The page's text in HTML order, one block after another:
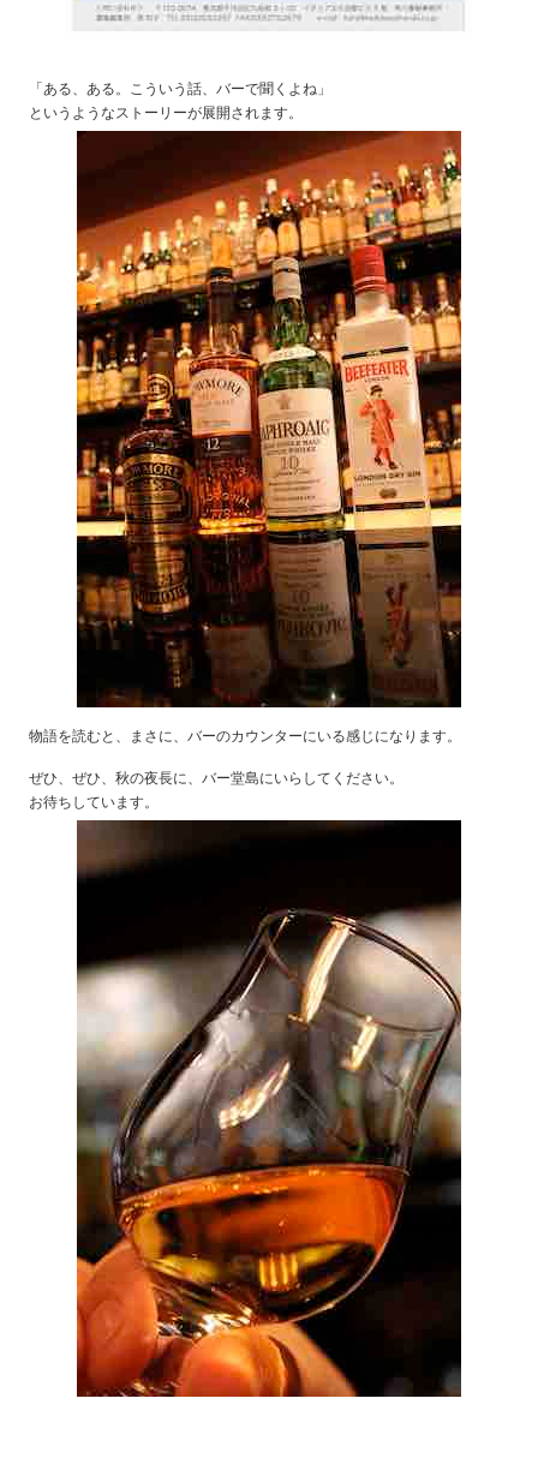
「ある、ある。こういう話、バーで聞くよね」
というようなストーリーが展開されます。
物語を読むと、まさに、バーのカウンターにいる感じになります。
ぜひ、ぜひ、秋の夜長に、バー堂島にいらしてください。
お待ちしています。